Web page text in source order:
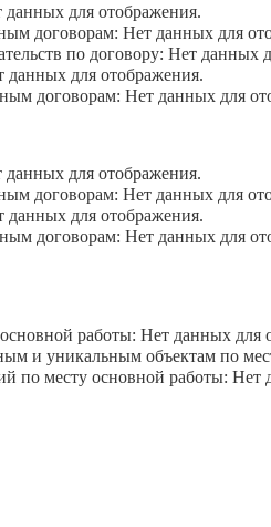
для отображения.
договорам: Нет данных для
по договору: Нет данных
для отображения.
договорам: Нет данных для
для отображения.
договорам: Нет данных для
для отображения.
договорам: Нет данных для
работы: Нет данных для
и уникальным объектам по
по месту основной работы: Нет